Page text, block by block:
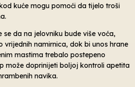
kuće mogu pomoći da tijelo troši
se da na jelovniku bude više voća,
vrijednih namirnica, dok bi unos hrane
mastima trebalo postepeno
može doprinijeti boljoj kontroli apetita
navika.